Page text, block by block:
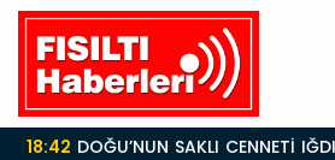
18:42